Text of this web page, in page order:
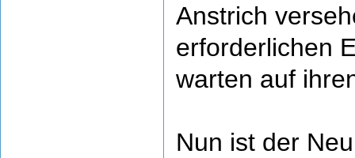
Anstrich
erforderlichen
warten auf
Nun ist der